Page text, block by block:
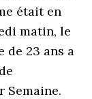
était en
matin, le
de 23 ans a
Semaine.